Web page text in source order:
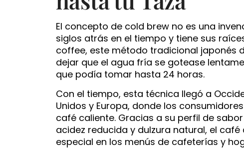
El concepto de cold brew no es una
siglos atrás en el tiempo y tiene sus
coffee, este método tradicional japonés
dejar que el agua fría se gotease
que podía tomar hasta 24 horas.
Con el tiempo, esta técnica llegó a
Unidos y Europa, donde los
café caliente. Gracias a su perfil de
acidez reducida y dulzura natural, el
especial en los menús de cafeterías y